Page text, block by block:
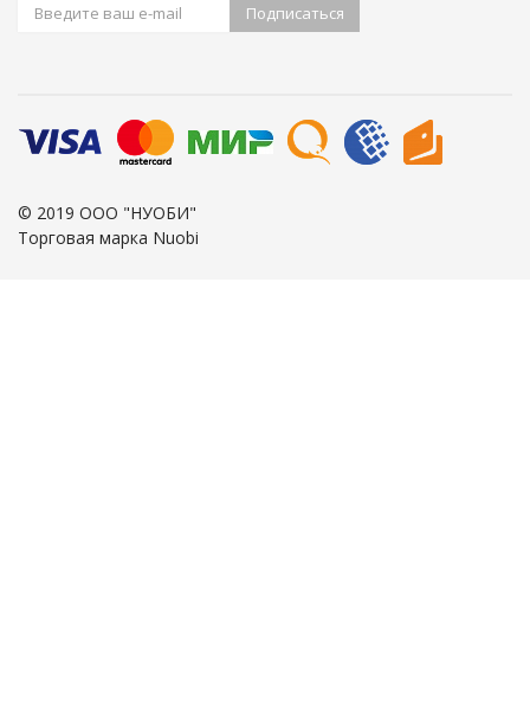
Подписаться
© 2019 ООО "НУОБИ"
Торговая марка Nuobi